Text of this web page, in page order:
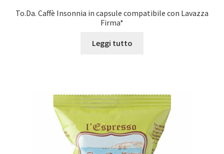
To.Da. Caffè Insonnia in capsule compatibile con Lavazza
Firma*
Leggi tutto